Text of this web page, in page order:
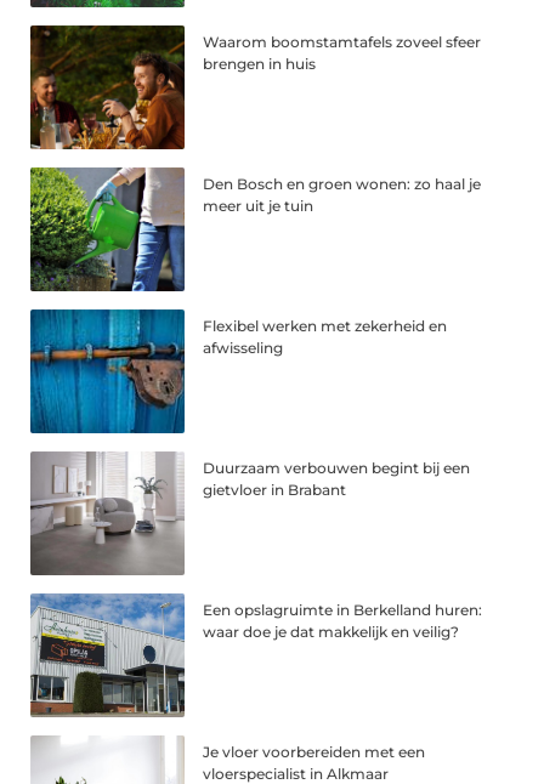
Waarom boomstamtafels zoveel sfeer
brengen in huis
Den Bosch en groen wonen: zo haal je
meer uit je tuin
Flexibel werken met zekerheid en
afwisseling
Duurzaam verbouwen begint bij een
gietvloer in Brabant
Een opslagruimte in Berkelland huren:
waar doe je dat makkelijk en veilig?
Je vloer voorbereiden met een
vloerspecialist in Alkmaar